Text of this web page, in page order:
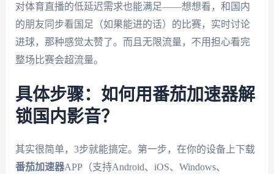
对体育直播的低延迟需求也能满足——想想看，和国内
的朋友同步看国足（如果能进的话）的比赛，实时讨论
进球，那种感觉太赞了。而且无限流量，不用担心看完
整场比赛会超流量。
具体步骤：如何用番茄加速器解
锁国内影音？
其实很简单，3步就能搞定。第一步，在你的设备上下载
番茄加速器APP（支持Android、iOS、Windows、